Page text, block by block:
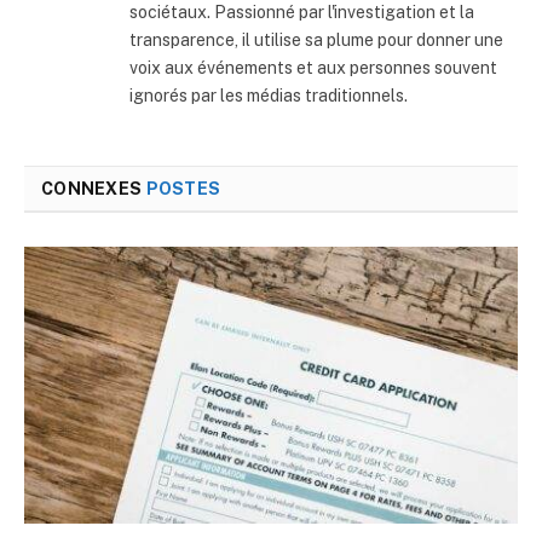
sociétaux. Passionné par l'investigation et la
transparence, il utilise sa plume pour donner une
voix aux événements et aux personnes souvent
ignorés par les médias traditionnels.
CONNEXES POSTES